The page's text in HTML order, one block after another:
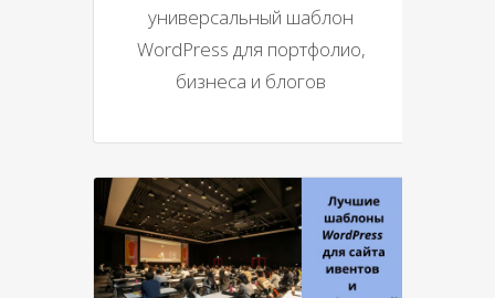
универсальный шаблон
WordPress для портфолио,
бизнеса и блогов